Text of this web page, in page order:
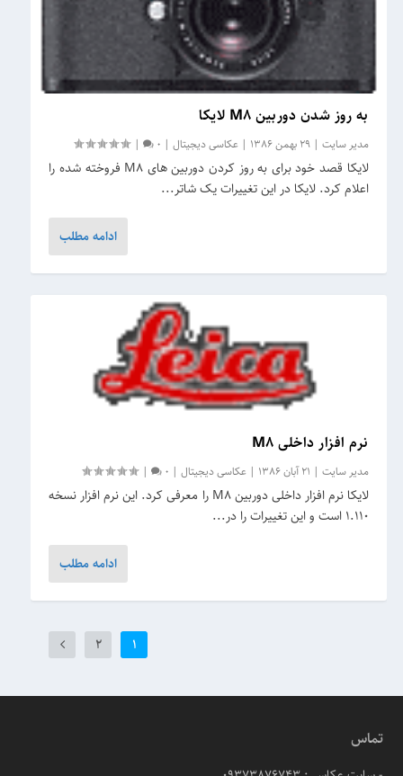
به روز شدن دوربین M8 لایکا
مدیر سایت |29 بهمن 1386 |عکاسی دیجیتال |
0
|
لایکا قصد خود برای به روز کردن دوربین های M8 فروخته شده را
اعلام کرد. لایکا در این تغییرات یک شاتر...
ادامه مطلب
نرم افزار داخلی M8
مدیر سایت | 21 آبان 1386 |عکاسی دیجیتال |
0
|
لایکا نرم افزار داخلی دوربین M8 را معرفی کرد. این نرم افزار نسخه
1.110 است و این تغییرات را در...
ادامه مطلب
1
2
تماس